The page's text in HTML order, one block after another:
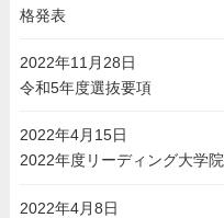
格発表
2022年11月28日
令和5年度選抜要項
2022年4月15日
2022年度リーディング大学
2022年4月8日